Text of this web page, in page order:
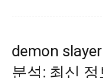
demon
분석: 최신